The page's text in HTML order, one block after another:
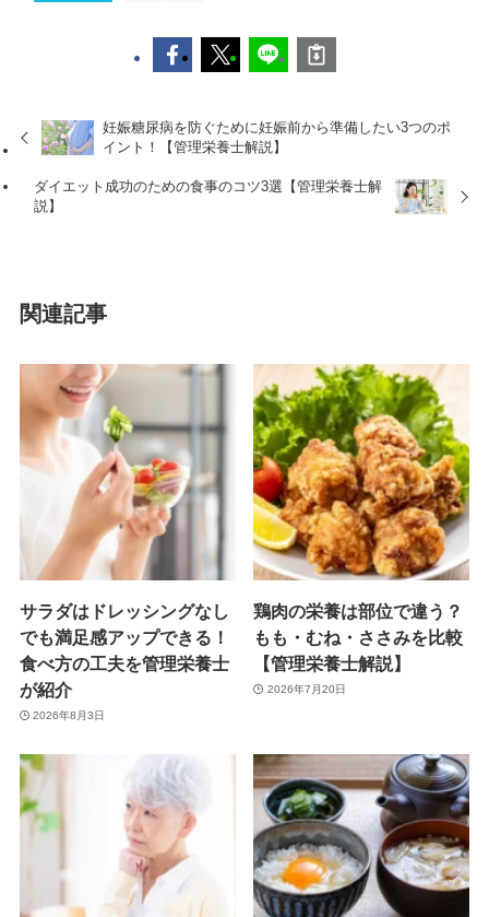
妊娠糖尿病を防ぐために妊娠前から準備したい3つのポ
イント！【管理栄養士解説】
ダイエット成功のための食事のコツ3選【管理栄養士解
説】
関連記事
サラダはドレッシングなし
でも満足感アップできる！
食べ方の工夫を管理栄養士
が紹介
2026年8月3日
鶏肉の栄養は部位で違う？
もも・むね・ささみを比較
【管理栄養士解説】
2026年7月20日